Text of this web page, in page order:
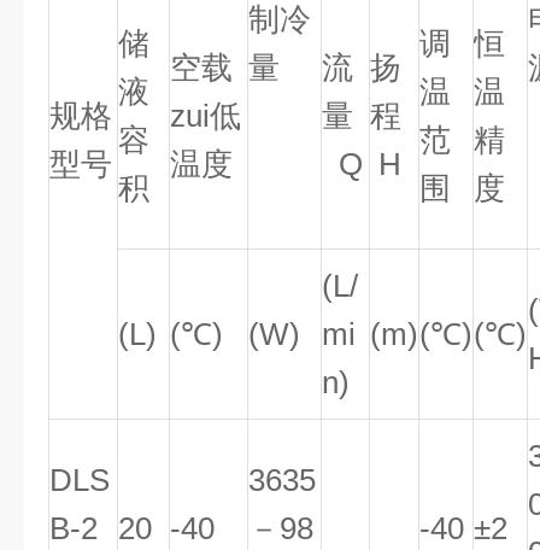
规格
型号
储
液
容
积
空载
zui低
温度
制冷
量
流
量
Q
扬
程
H
调
温
范
围
恒
温
精
度
(L) (℃) (W)
(L/
mi
n)
(m)(℃)(℃)
DLS
B-2 20 -40
3635
－98
-40 ±2